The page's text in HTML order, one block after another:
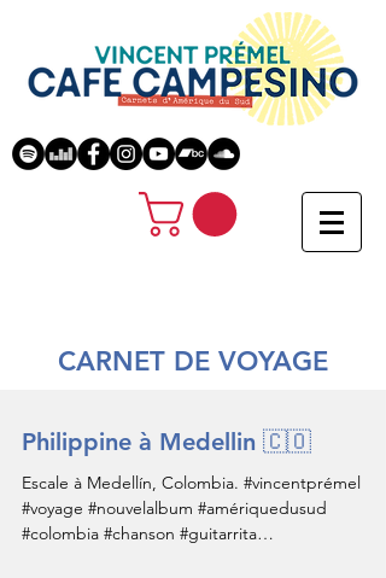
CARNET DE VOYAGE
Philippine à Medellin 🇨🇴
Escale à Medellín, Colombia. #vincentprémel
#voyage #nouvelalbum #amériquedusud
#colombia #chanson #guitarrita